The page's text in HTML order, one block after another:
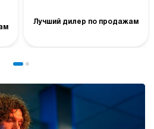
Лучший дилер по продажам